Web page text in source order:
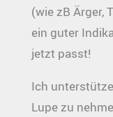
(wie zB Ärger,
ein guter
jetzt passt!
Ich
Lupe zu